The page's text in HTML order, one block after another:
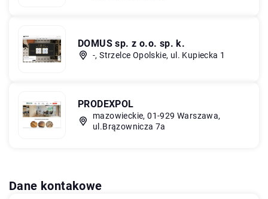
DOMUS sp. z o.o. sp. k.
-, Strzelce Opolskie, ul. Kupiecka 1
PRODEXPOL
mazowieckie, 01-929 Warszawa,
ul.Brązownicza 7a
Dane kontakowe